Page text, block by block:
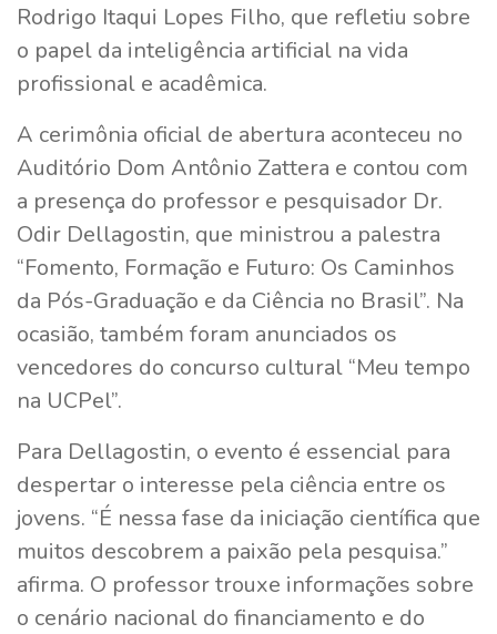
Rodrigo Itaqui Lopes Filho, que refletiu sobre
o papel da inteligência artificial na vida
profissional e acadêmica.
A cerimônia oficial de abertura aconteceu no
Auditório Dom Antônio Zattera e contou com
a presença do professor e pesquisador Dr.
Odir Dellagostin, que ministrou a palestra
“Fomento, Formação e Futuro: Os Caminhos
da Pós-Graduação e da Ciência no Brasil”. Na
ocasião, também foram anunciados os
vencedores do concurso cultural “Meu tempo
na UCPel”.
Para Dellagostin, o evento é essencial para
despertar o interesse pela ciência entre os
jovens. “É nessa fase da iniciação científica que
muitos descobrem a paixão pela pesquisa.”
afirma. O professor trouxe informações sobre
o cenário nacional do financiamento e do